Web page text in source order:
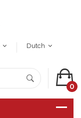
Dutch
0